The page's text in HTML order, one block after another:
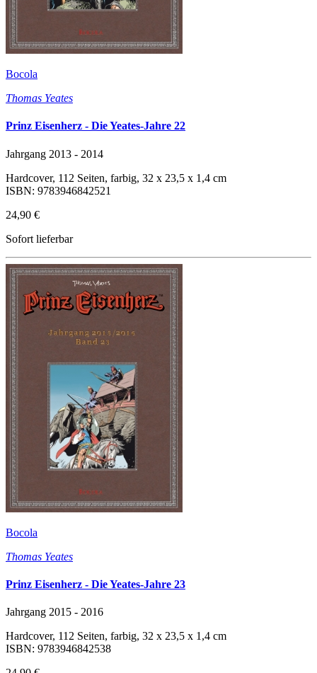
Bocola
Thomas Yeates
Prinz Eisenherz - Die Yeates-Jahre 22
Jahrgang 2013 - 2014
Hardcover, 112 Seiten, farbig, 32 x 23,5 x 1,4 cm
ISBN: 9783946842521
24,90 €
Sofort lieferbar
Bocola
Thomas Yeates
Prinz Eisenherz - Die Yeates-Jahre 23
Jahrgang 2015 - 2016
Hardcover, 112 Seiten, farbig, 32 x 23,5 x 1,4 cm
ISBN: 9783946842538